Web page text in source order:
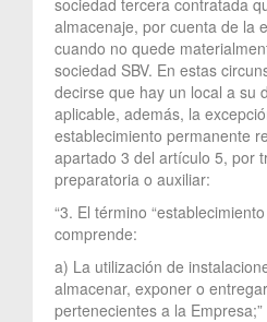
almacenaje, por cuenta de la
cuando no quede
sociedad SBV. En estas
decirse que hay un local a su
aplicable, además, la
establecimiento permanente
apartado 3 del artículo 5, por
preparatoria o auxiliar:
“3. El término
comprende:
a) La utilización de
almacenar, exponer o
pertenecientes a la Empresa;”